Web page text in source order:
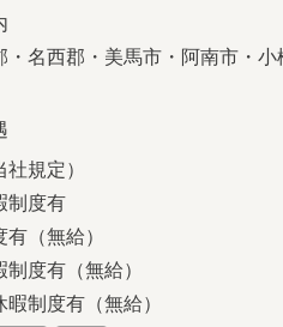
・名西郡・美馬市・阿南市・
規定）
制度有
（無給）
度有（無給）
制度有（無給）